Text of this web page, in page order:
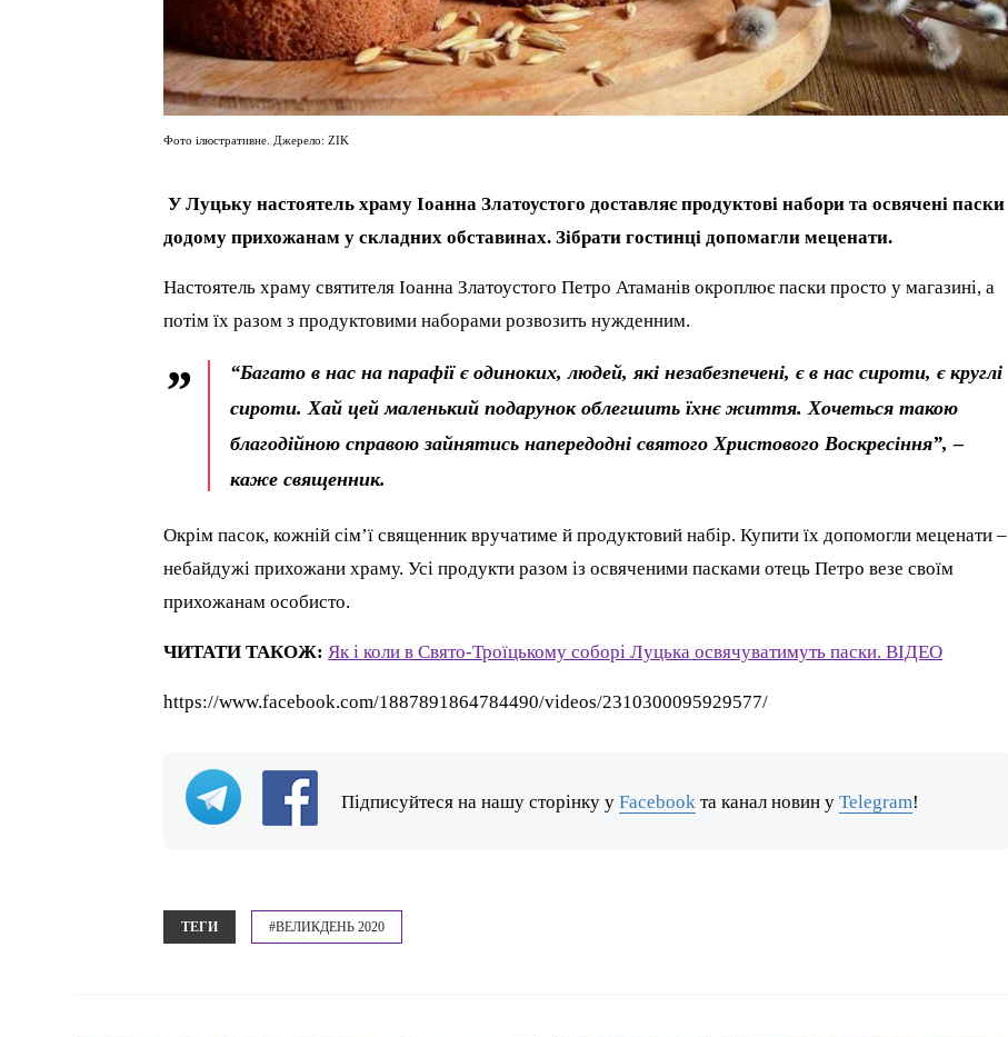
Фото ілюстративне. Джерело: ZIK
У Луцьку настоятель храму Іоанна Златоустого доставляє продуктові набори та освячені паски
додому прихожанам у складних обставинах. Зібрати гостинці допомагли меценати.
Настоятель храму святителя Іоанна Златоустого Петро Атаманів окроплює паски просто у магазині, а
потім їх разом з продуктовими наборами розвозить нужденним.
“Багато в нас на парафії є одиноких, людей, які незабезпечені, є в нас сироти, є круглі
сироти. Хай цей маленький подарунок облегшить їхнє життя. Хочеться такою
благодійною справою зайнятись напередодні святого Христового Воскресіння”, –
каже священник.
Окрім пасок, кожній сім’ї священник вручатиме й продуктовий набір. Купити їх допомогли меценати –
небайдужі прихожани храму. Усі продукти разом із освяченими пасками отець Петро везе своїм
прихожанам особисто.
ЧИТАТИ ТАКОЖ:Як і коли в Свято-Троїцькому соборі Луцька освячуватимуть паски. ВІДЕО
https://www.facebook.com/1887891864784490/videos/2310300095929577/
Підписуйтеся на нашу сторінку уFacebook та канал новин уTelegram!
ТЕГИ #ВЕЛИКДЕНЬ 2020